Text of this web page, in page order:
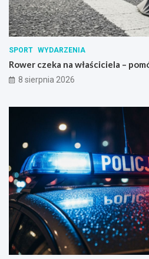
SPORT WYDARZENIA
Rower czeka na właściciela –
8 sierpnia 2026